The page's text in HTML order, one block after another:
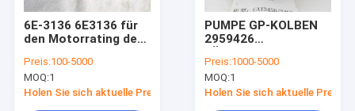
Werksbesichtigung
Kontakt mit uns
6E-3136 6E3136 für
den Motorrating der
120K 12H 12K 135H
140H
Preis:100-5000
MOQ:1
Holen Sie sich aktuelle Preis
PUMPE GP-KOLBEN
2959426
9426 FÜR CAT 345D
345D L 345D LVG
349D 349D L
Preis:1000-5000
MOQ:1
Holen Sie sich aktuelle Preis